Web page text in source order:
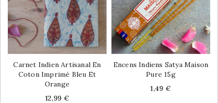
Carnet Indien Artisanal En
Coton Imprimé Bleu Et
Orange
Price
12,99 €
Encens Indiens Satya Maison
Pure 15g
Price
1,49 €